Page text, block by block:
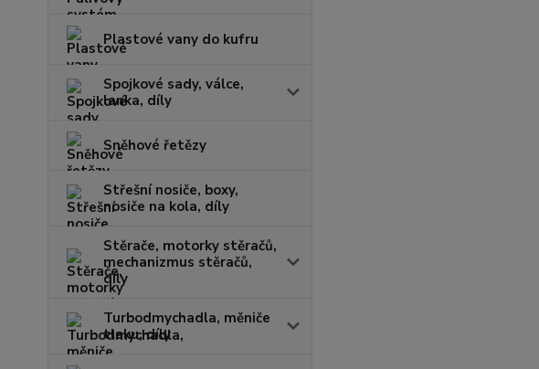
Plastové vany do kufru
Spojkové sady, válce,
lanka, díly
Sněhové řetězy
Střešní nosiče, boxy,
nosiče na kola, díly
Stěrače, motorky stěračů,
mechanizmus stěračů,
díly
Turbodmychadla, měniče
tlaku, díly